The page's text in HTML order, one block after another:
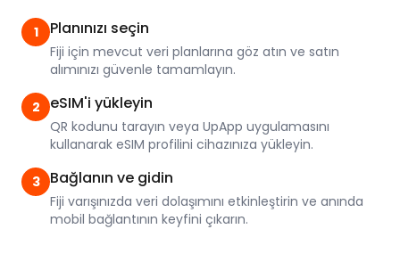
1 Planınızı seçin
Fiji için mevcut veri planlarına göz atın ve satın
alımınızı güvenle tamamlayın.
2 eSIM'i yükleyin
QR kodunu tarayın veya UpApp uygulamasını
kullanarak eSIM profilini cihazınıza yükleyin.
3 Bağlanın ve gidin
Fiji varışınızda veri dolaşımını etkinleştirin ve anında
mobil bağlantının keyfini çıkarın.